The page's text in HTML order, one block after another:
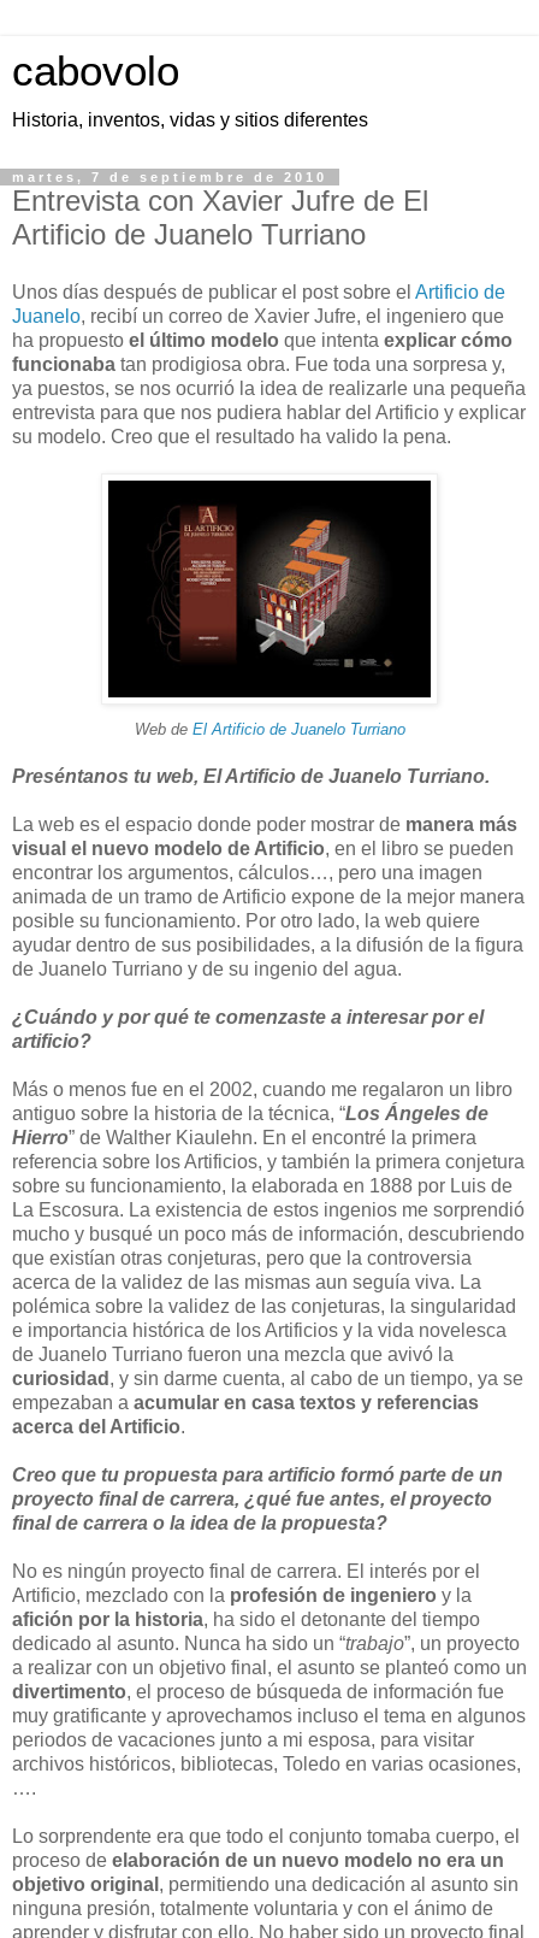
cabovolo
Historia, inventos, vidas y sitios diferentes
martes, 7 de septiembre de 2010
Entrevista con Xavier Jufre de El
Artificio de Juanelo Turriano
Unos días después de publicar el post sobre el Artificio de
Juanelo, recibí un correo de Xavier Jufre, el ingeniero que
ha propuesto el último modelo que intenta explicar cómo
funcionaba tan prodigiosa obra. Fue toda una sorpresa y,
ya puestos, se nos ocurrió la idea de realizarle una pequeña
entrevista para que nos pudiera hablar del Artificio y explicar
su modelo. Creo que el resultado ha valido la pena.
Web de El Artificio de Juanelo Turriano
Preséntanos tu web, El Artificio de Juanelo Turriano.
La web es el espacio donde poder mostrar de manera más
visual el nuevo modelo de Artificio, en el libro se pueden
encontrar los argumentos, cálculos…, pero una imagen
animada de un tramo de Artificio expone de la mejor manera
posible su funcionamiento. Por otro lado, la web quiere
ayudar dentro de sus posibilidades, a la difusión de la figura
de Juanelo Turriano y de su ingenio del agua.
¿Cuándo y por qué te comenzaste a interesar por el
artificio?
Más o menos fue en el 2002, cuando me regalaron un libro
antiguo sobre la historia de la técnica, “Los Ángeles de
Hierro” de Walther Kiaulehn. En el encontré la primera
referencia sobre los Artificios, y también la primera conjetura
sobre su funcionamiento, la elaborada en 1888 por Luis de
La Escosura. La existencia de estos ingenios me sorprendió
mucho y busqué un poco más de información, descubriendo
que existían otras conjeturas, pero que la controversia
acerca de la validez de las mismas aun seguía viva. La
polémica sobre la validez de las conjeturas, la singularidad
e importancia histórica de los Artificios y la vida novelesca
de Juanelo Turriano fueron una mezcla que avivó la
curiosidad , y sin darme cuenta, al cabo de un tiempo, ya se
empezaban a acumular en casa textos y referencias
acerca del Artificio.
Creo que tu propuesta para artificio formó parte de un
proyecto final de carrera, ¿qué fue antes, el proyecto
final de carrera o la idea de la propuesta?
No es ningún proyecto final de carrera. El interés por el
Artificio, mezclado con la profesión de ingeniero y la
afición por la historia, ha sido el detonante del tiempo
dedicado al asunto. Nunca ha sido un “trabajo”, un proyecto
a realizar con un objetivo final, el asunto se planteó como un
divertimento, el proceso de búsqueda de información fue
muy gratificante y aprovechamos incluso el tema en algunos
periodos de vacaciones junto a mi esposa, para visitar
archivos históricos, bibliotecas, Toledo en varias ocasiones,
….
Lo sorprendente era que todo el conjunto tomaba cuerpo, el
proceso de elaboración de un nuevo modelo no era un
objetivo original , permitiendo una dedicación al asunto sin
ninguna presión, totalmente voluntaria y con el ánimo de
aprender y disfrutar con ello. No haber sido un proyecto final